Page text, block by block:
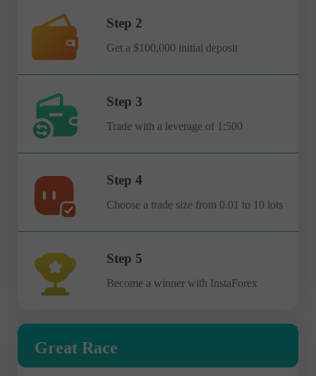
Step 2
Get a $100,000 initial deposit
Step 3
Trade with a leverage of 1:500
Step 4
Choose a trade size from 0.01 to 10 lots
Step 5
Become a winner with InstaForex
Great Race